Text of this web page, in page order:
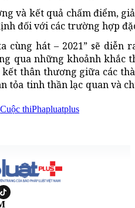
và kết quả chấm điểm,
đối với các trường hợp
cùng hát – 2021” sẽ diễn
qua những khoảnh khắc
kết thân thương giữa các
tỏa tinh thần lạc quan và
Cuộc thiPhapluatplus